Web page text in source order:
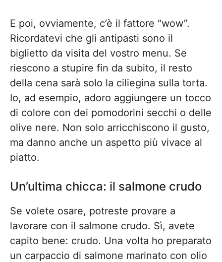
E poi, ovviamente, c’è il fattore “wow”.
Ricordatevi che gli antipasti sono il
biglietto da visita del vostro menu. Se
riescono a stupire fin da subito, il resto
della cena sarà solo la ciliegina sulla torta.
Io, ad esempio, adoro aggiungere un tocco
di colore con dei pomodorini secchi o delle
olive nere. Non solo arricchiscono il gusto,
ma danno anche un aspetto più vivace al
piatto.
Un’ultima chicca: il salmone crudo
Se volete osare, potreste provare a
lavorare con il salmone crudo. Sì, avete
capito bene: crudo. Una volta ho preparato
un carpaccio di salmone marinato con olio